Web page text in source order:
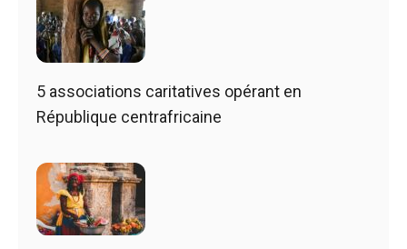
5 associations caritatives opérant en
République centrafricaine